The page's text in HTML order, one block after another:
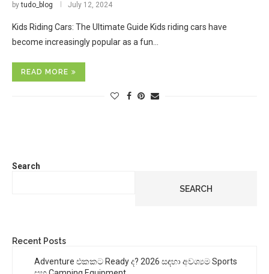
bytudo_blog July 12, 2024
Kids Riding Cars: The Ultimate Guide Kids riding cars have
become increasingly popular as a fun…
READ MORE
Search
SEARCH
Recent Posts
Adventure එකකට Ready ද? 2026 සඳහා අවශ්‍යම Sports